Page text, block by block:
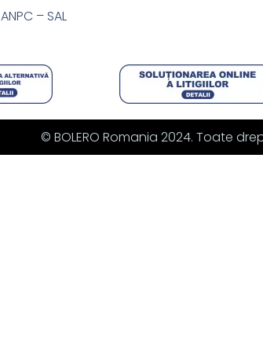
ANPC – SAL
© BOLERO Romania 2024. Toate